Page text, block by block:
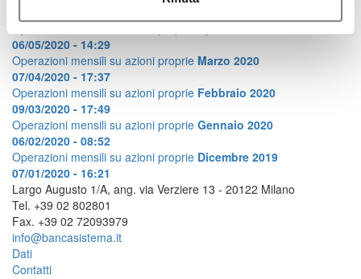
06/05/2020 - 14:29
Operazioni mensili su azioni proprie Marzo 2020
07/04/2020 - 17:37
Operazioni mensili su azioni proprie Febbraio 2020
09/03/2020 - 17:49
Operazioni mensili su azioni proprie Gennaio 2020
06/02/2020 - 08:52
Operazioni mensili su azioni proprie Dicembre 2019
07/01/2020 - 16:21
Largo Augusto 1/A, ang. via Verziere 13 - 20122 Milano
Tel. +39 02 802801
Fax. +39 02 72093979
info@bancasistema.it
Dati
Contatti